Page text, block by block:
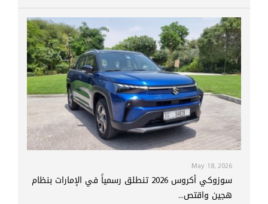
May 18, 2026
سوزوكي أكروس 2026 تنطلق رسمياً في الإمارات بنظام
هجين واقتص...